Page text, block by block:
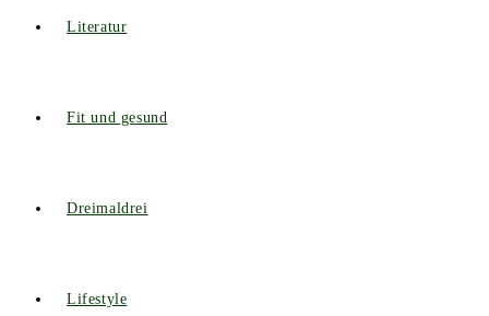
Literatur
Fit und gesund
Dreimaldrei
Lifestyle